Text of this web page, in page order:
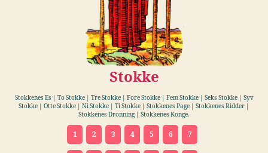
Stokke
Stokkenes Es | To Stokke | Tre Stokke | Fore Stokke | Fem Stokke | Seks Stokke | Syv
Stokke | Otte Stokke | Ni Stokke | Ti Stokke | Stokkenes Page | Stokkenes Ridder |
Stokkenes Dronning | Stokkenes Konge.
1 2 3 4 5 6 7